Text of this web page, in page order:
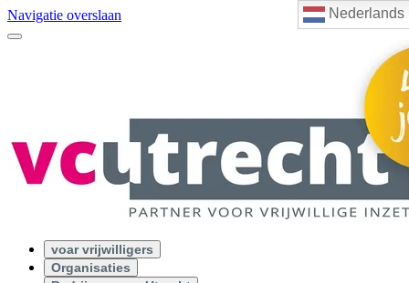
Nederlands
Navigatie overslaan
voar vrijwilligers
Organisaties